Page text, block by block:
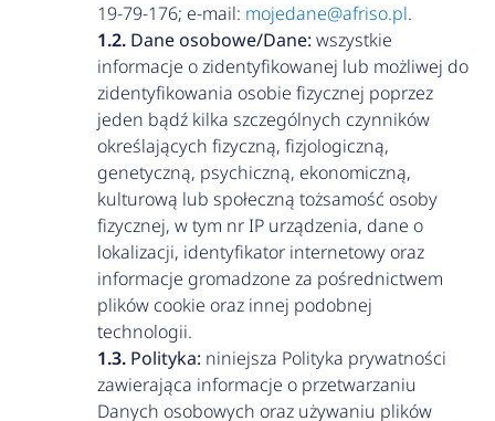
19-79-176; e-mail: mojedane@afriso.pl.
Dane osobowe/Dane: wszystkie
informacje o zidentyfikowanej lub możliwej do
zidentyfikowania osobie fizycznej poprzez
jeden bądź kilka szczególnych czynników
określających fizyczną, fizjologiczną,
genetyczną, psychiczną, ekonomiczną,
kulturową lub społeczną tożsamość osoby
fizycznej, w tym nr IP urządzenia, dane o
lokalizacji, identyfikator internetowy oraz
informacje gromadzone za pośrednictwem
plików cookie oraz innej podobnej
technologii.
Polityka: niniejsza Polityka prywatności
zawierająca informacje o przetwarzaniu
Danych osobowych oraz używaniu plików